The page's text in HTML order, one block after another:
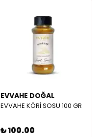
EVVAHE DOĞAL
EVVAHE KÖRİ SOSU 100 GR
₺ 100.00